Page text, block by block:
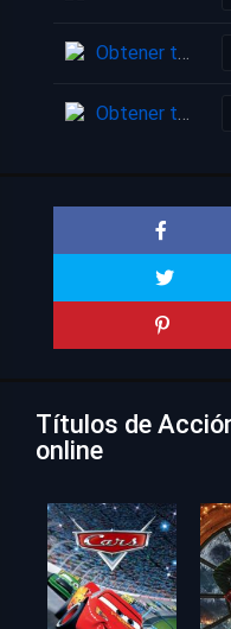
Obtener torrent
Obtener torrent
Títulos de
online